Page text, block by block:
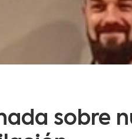
sobre